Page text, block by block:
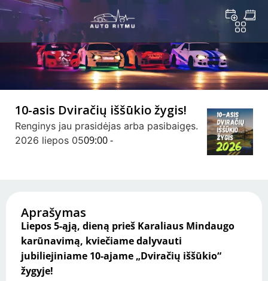
10-asis Dviračių iššūkio žygis!
Renginys jau prasidėjas arba pasibaigęs.
2026 liepos 0509:00 -
Aprašymas
Liepos 5-ąją, dieną prieš Karaliaus Mindaugo
karūnavimą, kviečiame dalyvauti
jubiliejiniame 10-ajame „Dviračių iššūkio“
žygyje!